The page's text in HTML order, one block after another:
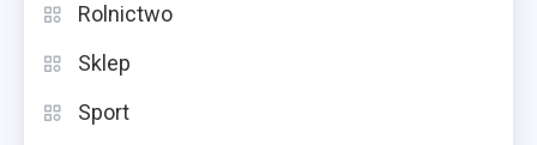
Rolnictwo
Sklep
Sport